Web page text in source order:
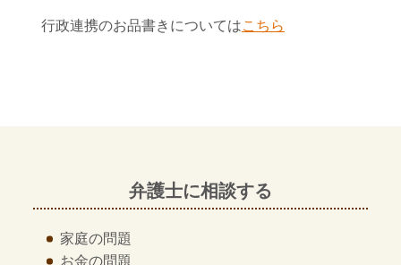
行政連携のお品書きについてはこちら
弁護士に相談する
家庭の問題
お金の問題